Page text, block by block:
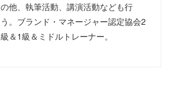
の他、執筆活動、講演活動なども行
う。ブランド・マネージャー認定協会2
級＆1級＆ミドルトレーナー。